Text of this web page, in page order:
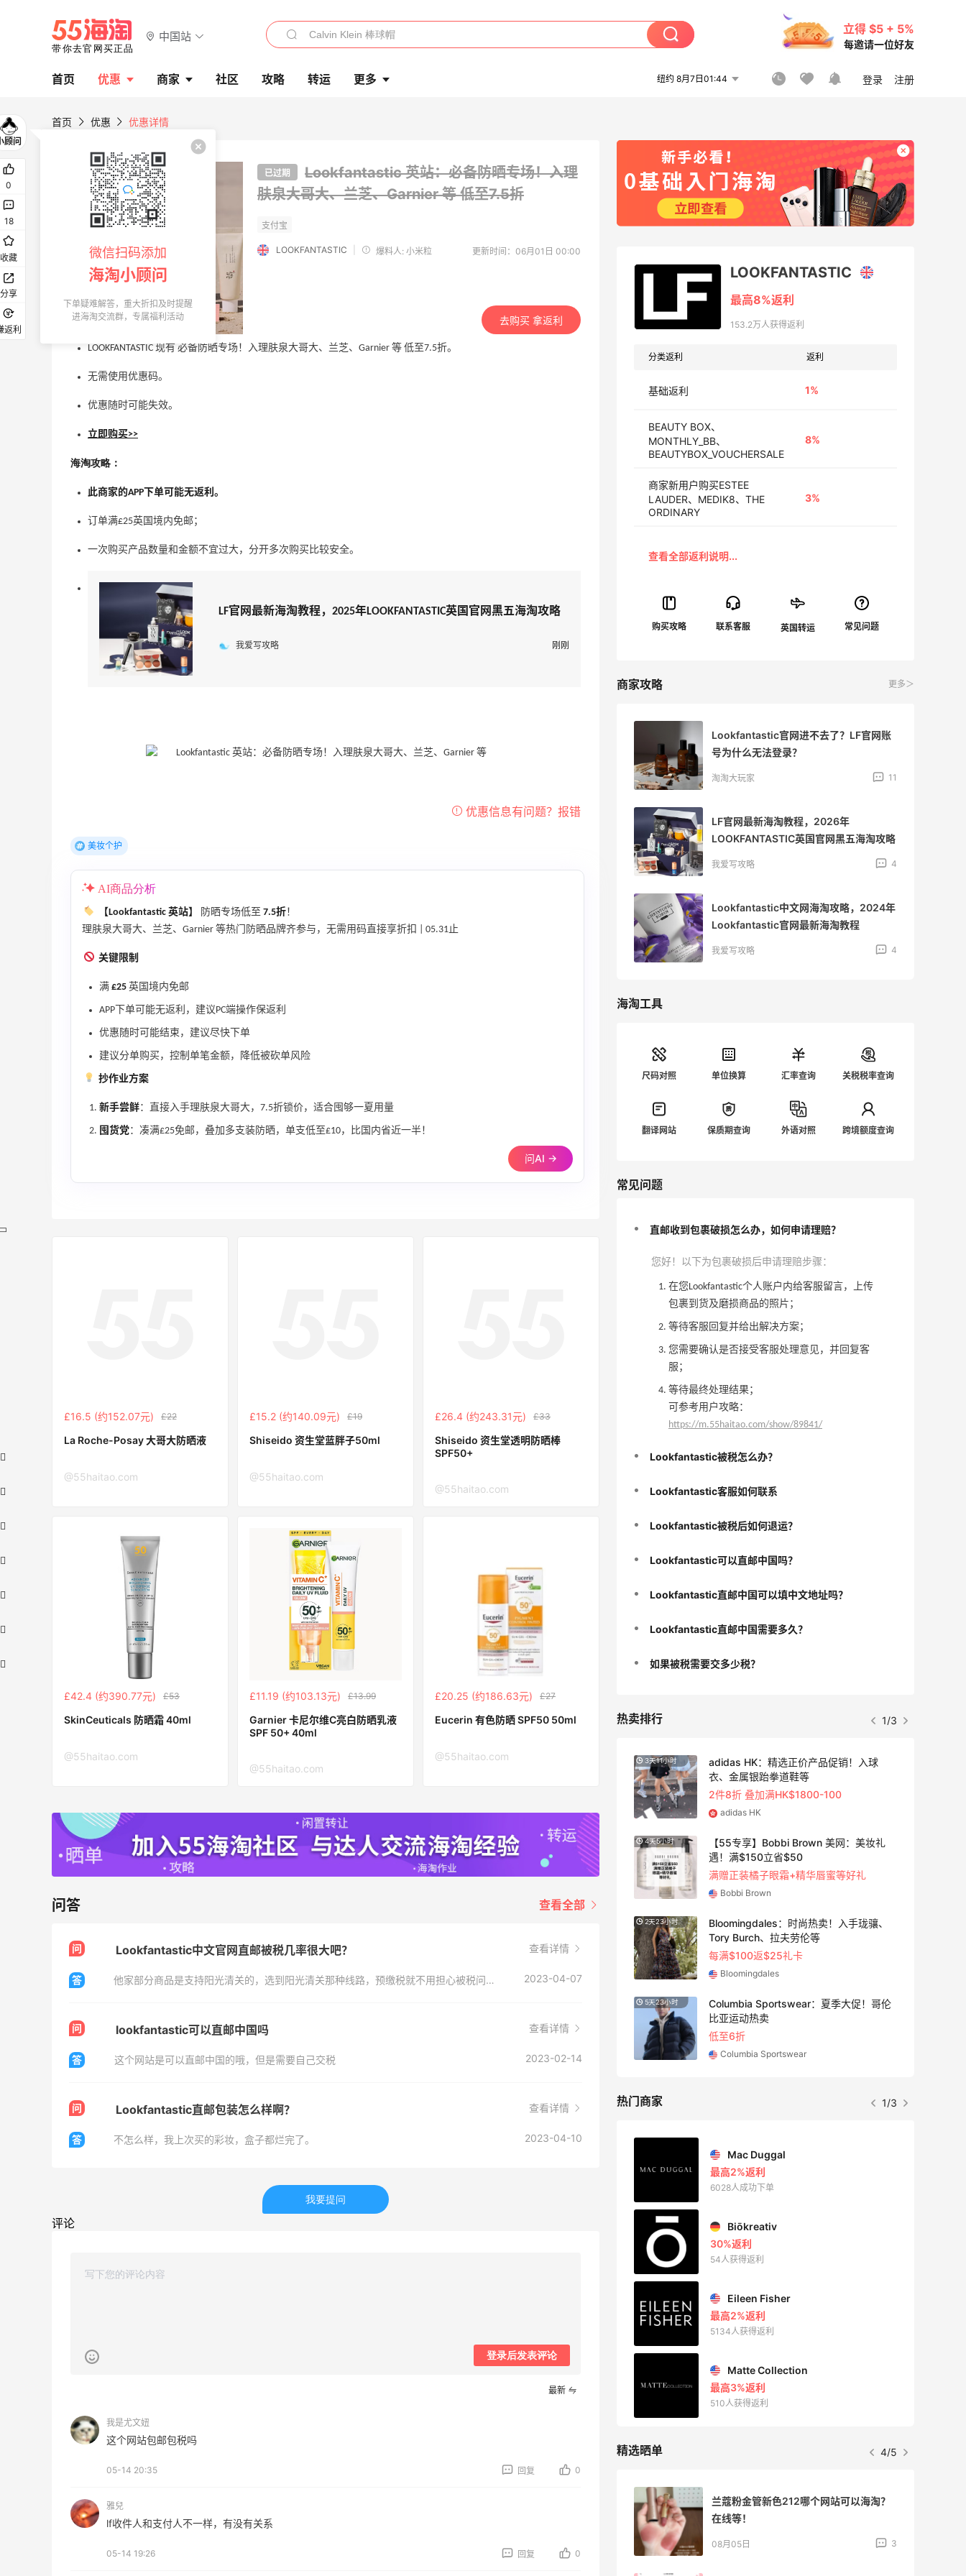
中国站
立得 $5 + 5%
每邀请一位好友
首页 优惠 商家 社区 攻略 转运 更多 纽约 8月7日01:44 登录 注册
首页 优惠 优惠详情
已过期
Lookfantastic 英站：必备防晒专场！入理
肤泉大哥大、兰芝、Garnier 等低至7.5折
LOOKFANTASTIC 爆料人: 小米粒 更新时间：06月01日 00:00
去购买 拿返利
LOOKFANTASTIC 现有 必备防晒专场！入理肤泉大哥大、兰芝、Garnier 等 低至7.5折。
无需使用优惠码。
优惠随时可能失效。
立即购买>>
海淘攻略：
此商家的APP下单可能无返利。
订单满£25英国境内免邮；
一次购买产品数量和金额不宜过大，分开多次购买比较安全。
LF官网最新海淘教程，2025年LOOKFANTASTIC英国官网黑五海淘攻略
我爱写攻略 刚刚
美妆个护
AI商品分析
【Lookfantastic 英站】 防晒专场低至 7.5折！
理肤泉大哥大、兰芝、Garnier 等热门防晒品牌齐参与，无需用码直接享折扣 | 05.31止
关键限制
满 £25 英国境内免邮
APP下单可能无返利，建议PC端操作保返利
优惠随时可能结束，建议尽快下单
建议分单购买，控制单笔金额，降低被砍单风险
抄作业方案
新手尝鲜：直接入手理肤泉大哥大，7.5折锁价，适合囤够一夏用量
囤货党：凑满£25免邮，叠加多支装防晒，单支低至£10，比国内省近一半！
问AI →
£16.5 (约152.07元) £22
La Roche-Posay 大哥大防晒液
@55haitao.com
£15.2 (约140.09元) £19
Shiseido 资生堂蓝胖子50ml
@55haitao.com
£26.4 (约243.31元) £33
Shiseido 资生堂透明防晒棒
SPF50+
@55haitao.com
£42.4 (约390.77元) £53
SkinCeuticals 防晒霜 40ml
@55haitao.com
£11.19 (约103.13元) £13.99
Garnier 卡尼尔维C亮白防晒乳液
SPF 50+ 40ml
@55haitao.com
£20.25 (约186.63元) £27
Eucerin 有色防晒 SPF50 50ml
@55haitao.com
问答 查看全部
问 Lookfantastic中文官网直邮被税几率很大吧？ 查看详情
答 他家部分商品是支持阳光清关的，选到阳光清关那种线路，预缴税就不用担心被税问题，如果是选到非阳光的，**看运气。 2023-04-07
问 lookfantastic可以直邮中国吗 查看详情
答 这个网站是可以直邮中国的哦，但是需要自己交税 2023-02-14
问 Lookfantastic直邮包装怎么样啊？ 查看详情
答 不怎么样，我上次买的彩妆，盒子都烂完了。 2023-04-10
我要提问
评论
登录后发表评论
最新
我是尤文妞
这个网站包邮包税吗
05-14 20:35 回复 0
雅兒
lf收件人和支付人不一样，有没有关系
05-14 19:26 回复 0
LOOKFANTASTIC
最高8%返利
153.2万人获得返利
分类返利 返利
基础返利 1%
BEAUTY BOX、
MONTHLY_BB、
BEAUTYBOX_VOUCHERSALE
8%
商家新用户购买ESTEE
LAUDER、MEDIK8、THE
ORDINARY
3%
英国转运
商家攻略 更多＞
号为什么无法登录？
LF官网最新海淘教程，2026年
Lookfantastic官网最新海淘教程
Lookfantastic官网进不去了？LF官网账
号为什么无法登录？
淘淘大玩家 11
LF官网最新海淘教程，2026年
LOOKFANTASTIC英国官网黑五海淘攻略
我爱写攻略 4
Lookfantastic中文网海淘攻略，2024年
Lookfantastic官网最新海淘教程
我爱写攻略 4
海淘工具
尺码对照 单位换算 汇率查询 关税税率查询
翻译网站 保质期查询 外语对照 跨境额度查询
常见问题
直邮收到包裹破损怎么办，如何申请理赔？
您好！以下为包裹破损后申请理赔步骤：
在您Lookfantastic个人账户内给客服留言，上传
包裹到货及磨损商品的照片；
等待客服回复并给出解决方案；
您需要确认是否接受客服处理意见，并回复客
服；
等待最终处理结果；
可参考用户攻略：
https://m.55haitao.com/show/89841/
Lookfantastic被税怎么办？
Lookfantastic客服如何联系
Lookfantastic被税后如何退运？
Lookfantastic可以直邮中国吗？
Lookfantastic直邮中国可以填中文地址吗？
Lookfantastic直邮中国需要多久？
如果被税需要交多少税？
热卖排行 1/3
2天23小时
Bloomingdales：美妆大促！入手 Dior、
Bloomingdales
3天11小时
【55专享】Base Blu：时尚上新热卖 关注
PRADA、LOEWE、加拿大鹅等
享9折优惠
低至4折+额外8折
LN-CC
享额外9折
Mytheresa
iHerb ：88全球好物节！选购日常保健、
iHerb
24天11小时
Patagonia：巴塔美官夏季大促 运动服饰
精选低至6折
明日开抢
HK$2500（约2158.25元）
Harrods APAC
3天11小时
adidas HK：精选正价产品促销！入球
衣、金属银跆拳道鞋等
2件8折 叠加满HK$1800-100
adidas HK
4天5小时
【55专享】Bobbi Brown 美网：美妆礼
遇！满$150立省$50
满赠正装橘子眼霜+精华唇蜜等好礼
Bobbi Brown
2天23小时
Bloomingdales：时尚热卖！入手珑骧、
Tory Burch、拉夫劳伦等
每满$100返$25礼卡
Bloomingdales
5天23小时
Columbia Sportswear：夏季大促！哥伦
比亚运动热卖
低至6折
Columbia Sportswear
热门商家 1/3
Mac Duggal
最高2%返利
6028人成功下单
Biōkreativ
30%返利
54人获得返利
Eileen Fisher
最高2%返利
5134人获得返利
Matte Collection
最高3%返利
510人获得返利
精选晒单 4/5
Bobbi Brown美网2026黑五海淘活动什
么时候开始？
兰蔻粉金管新色212哪个网站可以海淘？
在线等！
08月05日 3
0
18
收藏
分享
返利
微信扫码添加
海淘小顾问
下单疑难解答，重大折扣及时提醒
进海淘交流群，专属福利活动